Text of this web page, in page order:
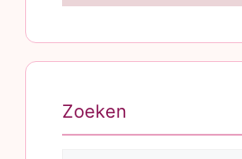
Zoeken